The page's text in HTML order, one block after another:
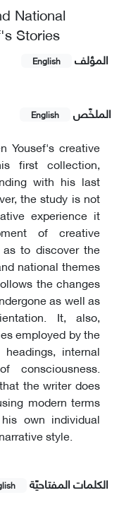
National
Stories
المؤلف English
الملخّص
English
Yousef's creative
first collection,
with his last
the study is not
experience it
of creative
to discover the
national themes
the changes
as well as
It, also,
employed by the
internal
consciousness.
the writer does
modern terms
own individual
style.
الکلمات المفتاحيّة